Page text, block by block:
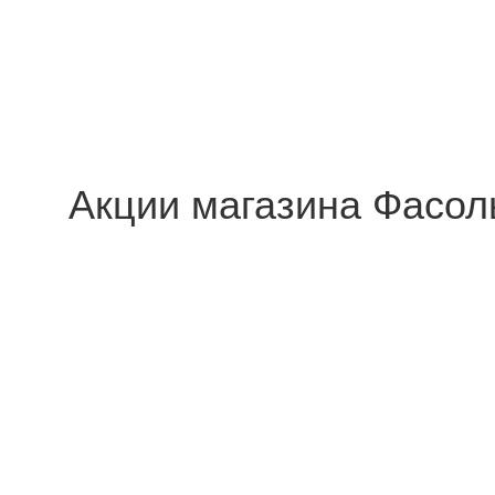
Акции магазина